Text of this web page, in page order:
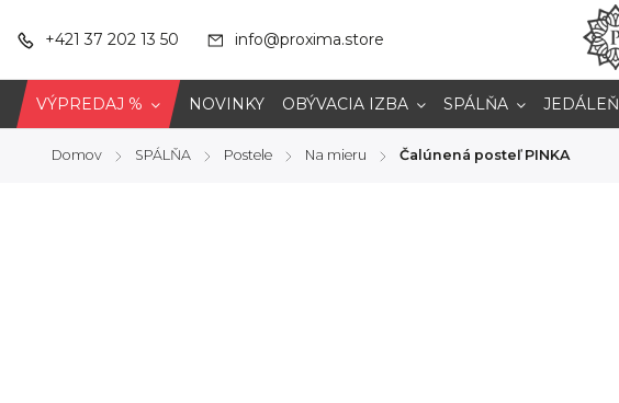
+421 37 202 13 50 info@proxima.store
VÝPREDAJ % NOVINKY OBÝVACIA IZBA SPÁLŇA JEDÁLEŇ
Domov / SPÁLŇA / Postele / Na mieru / Čalúnená posteľ PINKA